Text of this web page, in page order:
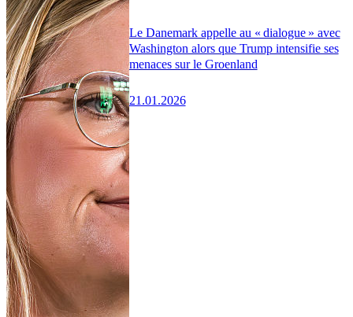
Le Danemark appelle au « dialogue » avec
Washington alors que Trump intensifie ses
menaces sur le Groenland
21.01.2026